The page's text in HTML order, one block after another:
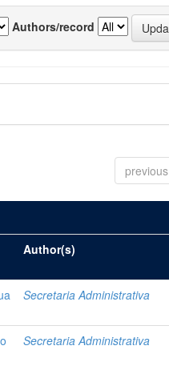
Authors/record
previous
Author(s)
Secretaria Administrativa
Secretaria Administrativa